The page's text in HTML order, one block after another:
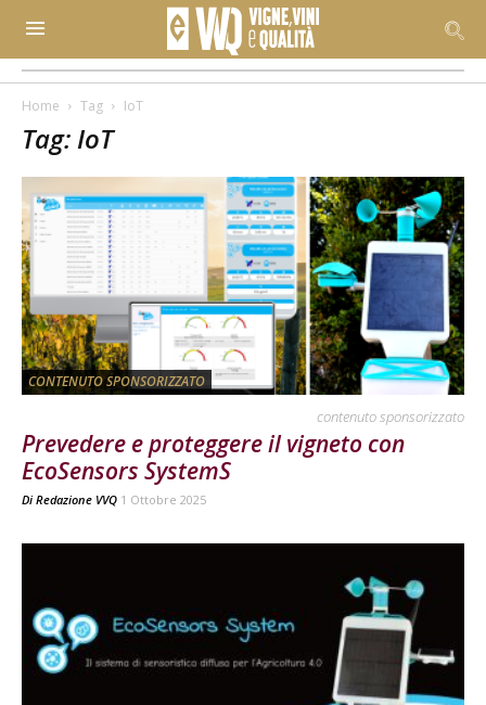
Home Tag IoT
Tag: IoT
CONTENUTO SPONSORIZZATO
contenuto sponsorizzato
Prevedere e proteggere il vigneto con
EcoSensors SystemS
Di Redazione VVQ 1 Ottobre 2025